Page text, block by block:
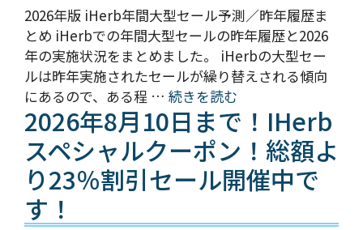
2026年版 iHerb年間大型セール予測／昨年履歴ま
とめ iHerbでの年間大型セールの昨年履歴と2026
年の実施状況をまとめました。 iHerbの大型セー
ルは昨年実施されたセールが繰り替えされる傾向
にあるので、ある程 … 続きを読む
2026年8月10日まで！iHerb
スペシャルクーポン！総額よ
り23％割引セール開催中で
す！